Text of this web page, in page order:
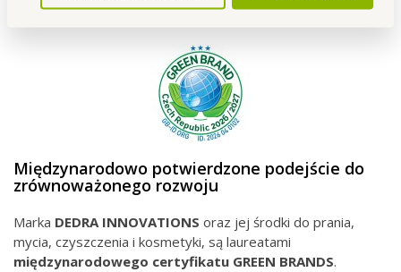
Międzynarodowo potwierdzone podejście do
zrównoważonego rozwoju
Marka DEDRA INNOVATIONS oraz jej środki do prania,
mycia, czyszczenia i kosmetyki, są laureatami
międzynarodowego certyfikatu GREEN BRANDS.